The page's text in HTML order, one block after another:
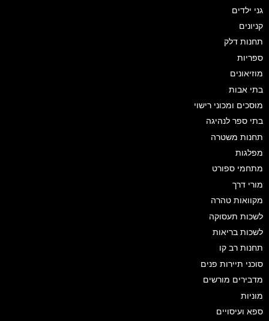
גני ילדים
קניונים
תחנות דלק
ספריות
מוזיאונים
בתי אבות
מוסכים ומכוני רישוי
בתי ספר לנהיגה
תחנות משטרה
מפלגות
מתחמי ספורט
מורי דרך
מקוואות טהרה
לשכות תעסוקה
לשכות בריאות
תחנות רב קו
סוכני תיירות פנים
מדבירים מורשים
מוניות
ספא ועיסויים